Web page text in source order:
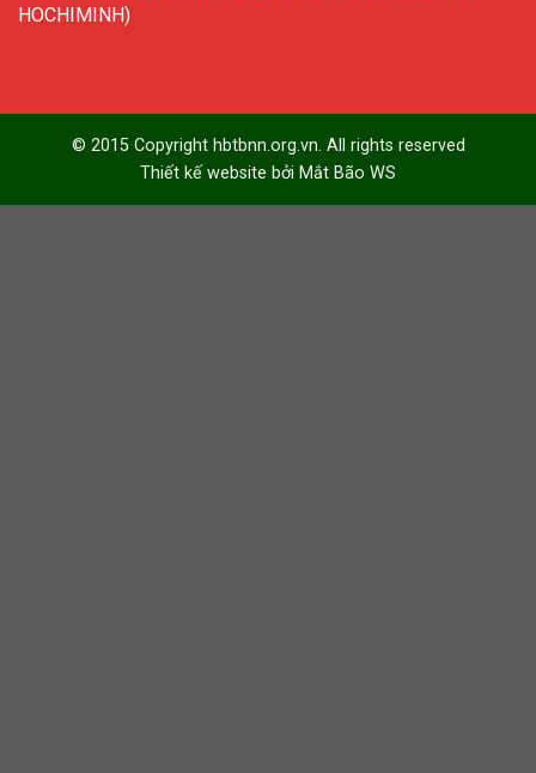
HOCHIMINH)
© 2015 Copyright hbtbnn.org.vn. All rights reserved
Thiết kế website bởi Mắt Bão WS